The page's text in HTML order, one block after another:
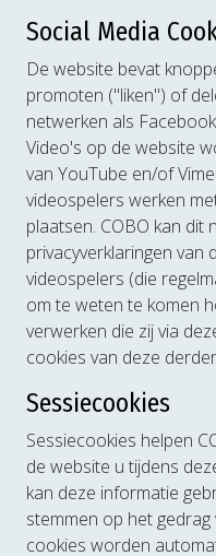
Social Media
De website bevat
promoten ("liken") of
netwerken als
Video's op de website
van YouTube en/of
videospelers werken
plaatsen. COBO kan dit
privacyverklaringen van
videospelers (die
om te weten te komen
verwerken die zij via
cookies van deze
Sessiecookies
Sessiecookies helpen
de website u tijdens
kan deze informatie
stemmen op het
cookies worden